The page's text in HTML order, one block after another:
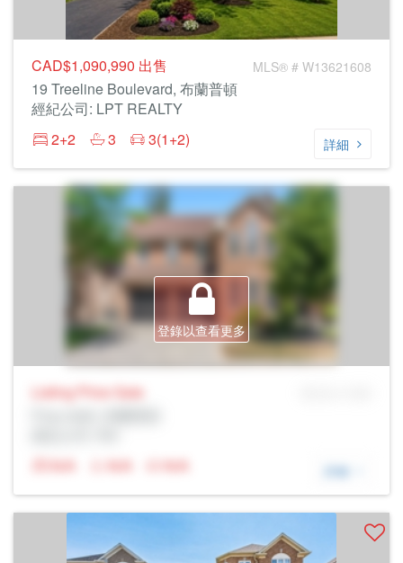
CAD$1,090,990 出售 MLS® # W13621608
19 Treeline Boulevard, 布蘭普頓
經紀公司: LPT REALTY
2+2
3 3(1+2) 詳細
登錄以查看更多
Listing Price Sale
N/A
N/A N/A 詳細